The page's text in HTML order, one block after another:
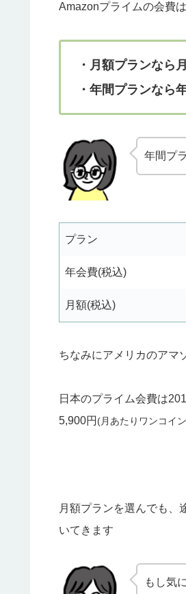
Amazonプライムの会費
・月額プランなら
・年間プランなら
年間プ
プラン
年会費(税込)
月額(税込)
ちなみにアメリカのアマ
日本のプライム会費は
5,900円 (月あたりワンコイ
月額プランを選んでも、
いてきます
もし気